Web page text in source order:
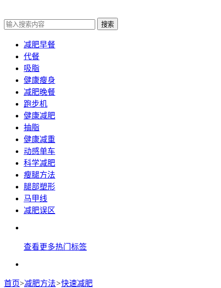
搜索
减肥早餐
代餐
吸脂
健康瘦身
减肥晚餐
跑步机
健康减肥
抽脂
健康减重
动感单车
科学减肥
瘦腿方法
腿部塑形
马甲线
减肥误区
查看更多热门标签
首页>减肥方法>快速减肥